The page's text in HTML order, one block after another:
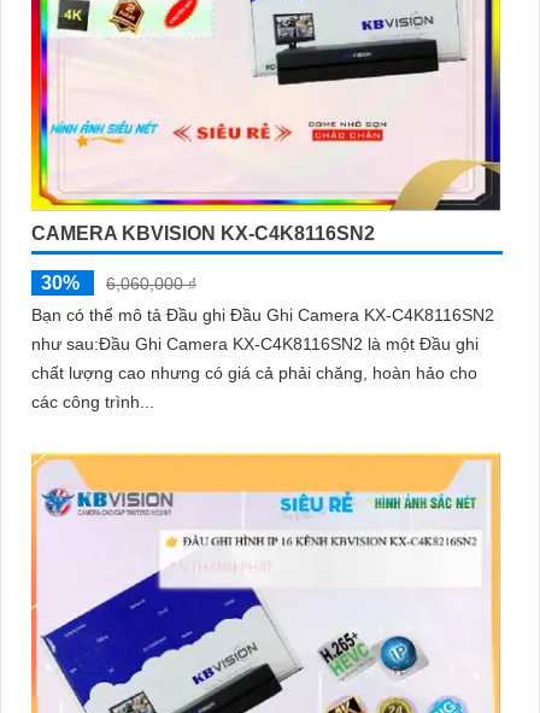
CAMERA KBVISION KX-C4K8116SN2
30%
6,060,000 ₫
Bạn có thể mô tả Đầu ghi Đầu Ghi Camera KX-C4K8116SN2
như sau:Đầu Ghi Camera KX-C4K8116SN2 là một Đầu ghi
chất lượng cao nhưng có giá cả phải chăng, hoàn hảo cho
các công trình...